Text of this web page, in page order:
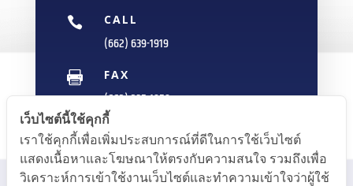
 CALL
(662) 639-1919
 FAX
(662) 235-1959
 E-MAIL
info@sittipol.com
เว็บไซต์นี้ใช้คุกกี้
เราใช้คุกกี้เพื่อเพิ่มประสบการณ์ที่ดีในการใช้เว็บไซต์
แสดงเนื้อหาและโฆษณาให้ตรงกับความสนใจ รวมถึงเพื่อ
วิเคราะห์การเข้าใช้งานเว็บไซต์และทำความเข้าใจว่าผู้ใช้